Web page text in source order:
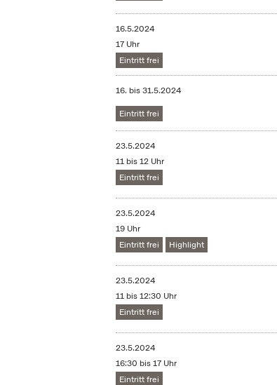
16.5.2024
17 Uhr
Eintritt frei
16. bis31.5.2024
Eintritt frei
23.5.2024
11 bis 12 Uhr
Eintritt frei
23.5.2024
19 Uhr
Eintritt frei
Highlight
23.5.2024
11 bis 12:30 Uhr
Eintritt frei
23.5.2024
16:30 bis 17 Uhr
Eintritt frei